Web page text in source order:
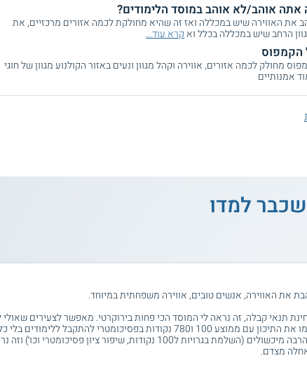
אתה אוהב/לא אוהב במוסד הלימודים?
את האווירה שיש במכללה ואז זה שהיא מחולקת לכמה אזורים מרכזיים, את
הרחב שיש במכללה בכלל וא קרא עוד...
הקמפוס
מחולק לכמה אזורים, אווירה וקהל מגוון ונעים באזור הקולנוע מגוון של חוגי
אמנותיים
למדו
את האווירה, אנשים טובים, אווירה משפחתית במיוחד.
תנאי קבלה, זה נראה לי המוסד הכי פחות בירוקרטי. מאפשר לצעירים שאולי
סיימו את התיכון עם ממוצע 100 ו780 נקודות בפסיכומטרי להתקבל ללימודים בלי
כך הרבה מיכשולים (השלמת בגרויות ל100 נקודות, שיפור ציון פסיכומטרי וכו׳)
מצדם.